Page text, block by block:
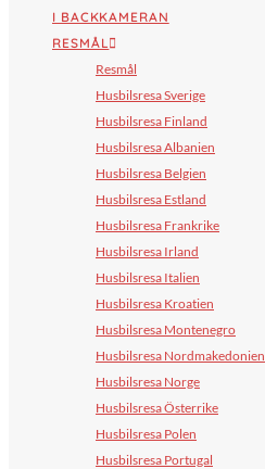
I BACKKAMERAN
RESMÅL
Resmål
Husbilsresa Sverige
Husbilsresa Finland
Husbilsresa Albanien
Husbilsresa Belgien
Husbilsresa Estland
Husbilsresa Frankrike
Husbilsresa Irland
Husbilsresa Italien
Husbilsresa Kroatien
Husbilsresa Montenegro
Husbilsresa Nordmakedonien
Husbilsresa Norge
Husbilsresa Österrike
Husbilsresa Polen
Husbilsresa Portugal